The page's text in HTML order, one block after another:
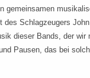
gemeinsamen
des Schlagzeugers
dieser Bands, der wir
Pausen, das bei